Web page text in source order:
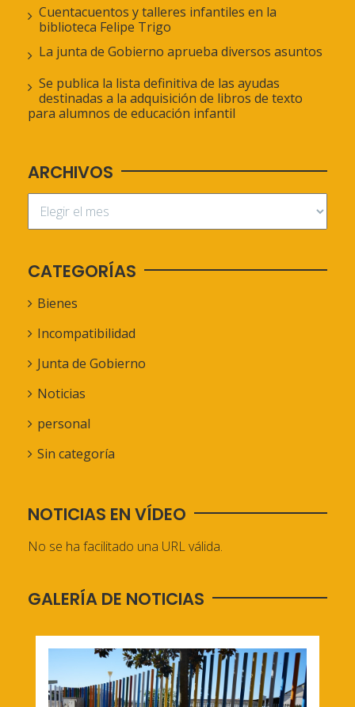
Cuentacuentos y talleres infantiles en la
biblioteca Felipe Trigo
La junta de Gobierno aprueba diversos asuntos
Se publica la lista definitiva de las ayudas
destinadas a la adquisición de libros de texto
para alumnos de educación infantil
ARCHIVOS
CATEGORÍAS
Bienes
Incompatibilidad
Junta de Gobierno
Noticias
personal
Sin categoría
NOTICIAS EN VÍDEO
No se ha facilitado una URL válida.
GALERÍA DE NOTICIAS